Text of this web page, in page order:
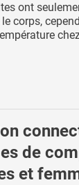
ont
corps,
de
et